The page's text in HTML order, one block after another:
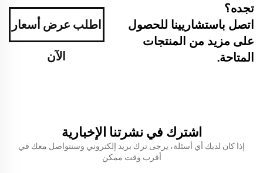
تجده؟
اتصل باستشاريينا للحصول
على مزيد من المنتجات
المتاحة.
اطلب عرض أسعار
الآن
اشترك في نشرتنا الإخبارية
إذا كان لديك أي أسئلة، يرجى ترك بريد إلكتروني وسنتواصل معك في
أقرب وقت ممكن